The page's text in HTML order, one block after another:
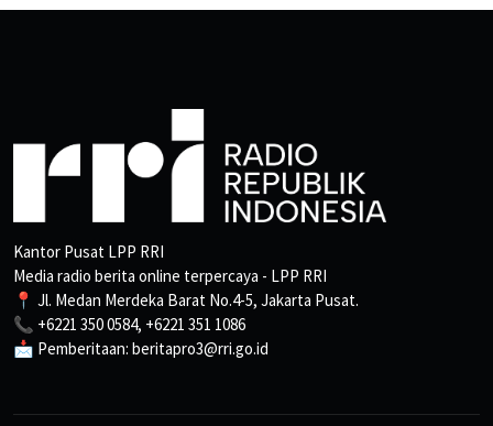
Kantor Pusat LPP RRI
Media radio berita online terpercaya - LPP RRI
📍 Jl. Medan Merdeka Barat No.4-5, Jakarta Pusat.
📞 +6221 350 0584, +6221 351 1086
📩 Pemberitaan: beritapro3@rri.go.id